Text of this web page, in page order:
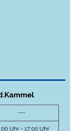
---
Uhr - 17:00 Uhr